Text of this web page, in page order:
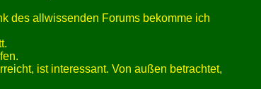
des allwissenden Forums bekomme ich
ist interessant. Von außen betrachtet,